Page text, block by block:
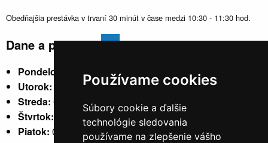
Používame cookies
Súbory cookie a ďalšie
technológie sledovania
používame na zlepšenie vášho
Obedňajšia prestávka v trvaní 30 minút v čase medzi 10:30 - 11:30 hod.
Dane a poplatky
Pondelok:
07:30 - 15:30
Utorok:
nestránkový
Streda: 07:30 - 17:00
Štvrtok:
nestránkový
Piatok: 07:30 - 14:00